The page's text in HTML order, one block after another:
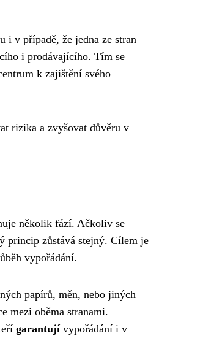
i v případě, že jedna ze stran
i prodávajícího. Tím se
k zajištění svého
rizika a zvyšovat důvěru v
několik fází. Ačkoliv se
princip zůstává stejný. Cílem je
vypořádání.
papírů, měn, nebo jiných
mezi oběma stranami.
garantujívypořádání i v